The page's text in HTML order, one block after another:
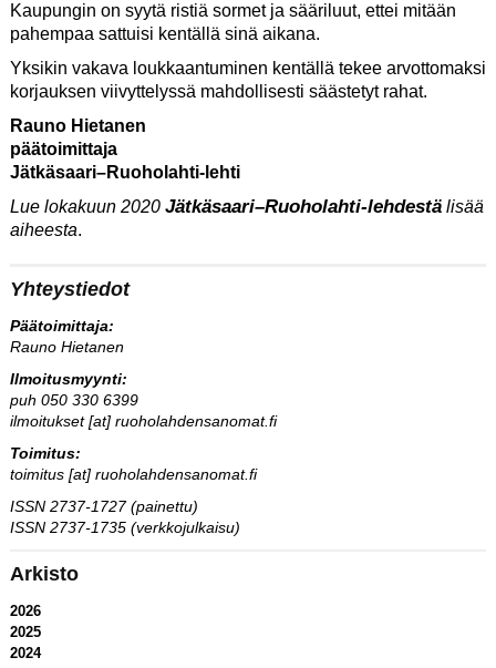
Kaupungin on syytä ristiä sormet ja sääriluut, ettei mitään
pahempaa sattuisi kentällä sinä aikana.
Yksikin vakava loukkaantuminen kentällä tekee arvottomaksi
korjauksen viivyttelyssä mahdollisesti säästetyt rahat.
Rauno Hietanen
päätoimittaja
Jätkäsaari–Ruoholahti-lehti
Lue lokakuun 2020 Jätkäsaari–Ruoholahti-lehdestälisää
aiheesta.
Yhteystiedot
Päätoimittaja:
Rauno Hietanen
Ilmoitusmyynti:
puh 050 330 6399
ilmoitukset [at] ruoholahdensanomat.fi
Toimitus:
toimitus [at] ruoholahdensanomat.fi
ISSN 2737-1727 (painettu)
ISSN 2737-1735 (verkkojulkaisu)
Arkisto
2026
2025
2024